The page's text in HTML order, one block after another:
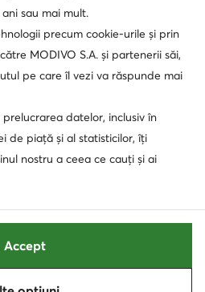
sau mai mult.
precum cookie-urile și prin
MODIVO S.A. și partenerii săi,
pe care îl vezi va răspunde mai
datelor, inclusiv în
de piață și al statisticilor, îți
nostru a ceea ce cauți și ai
Accept